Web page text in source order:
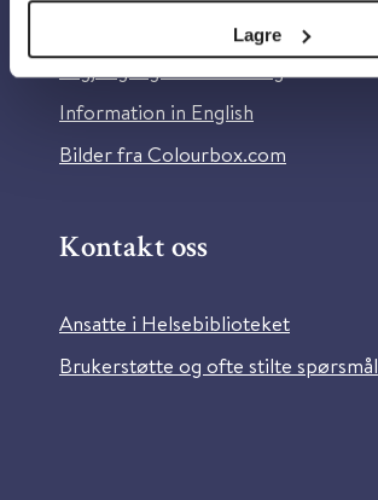
Lagre
Personvern og informasjonskapsler
Tilgjengelighetserklæring
Information in English
Bilder fra Colourbox.com
Kontakt oss
Ansatte i Helsebiblioteket
Brukerstøtte og ofte stilte spørsmål